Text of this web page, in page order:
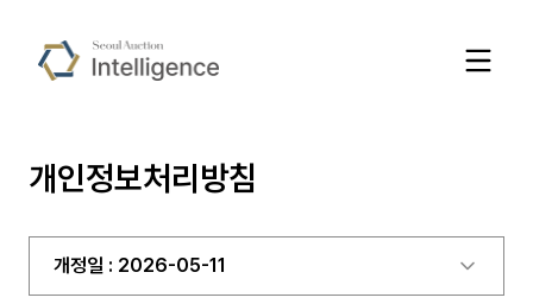
개인정보처리방침
개정일 : 2026-05-11